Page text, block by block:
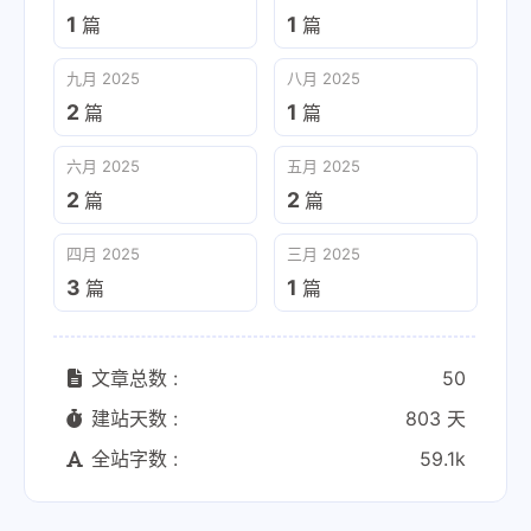
1 篇 1 篇
九月 2025
2 篇
八月 2025
1 篇
六月 2025
2 篇
五月 2025
2 篇
四月 2025
3 篇
三月 2025
1 篇
文章总数 :
50
建站天数 :
803 天
全站字数 :
59.1k